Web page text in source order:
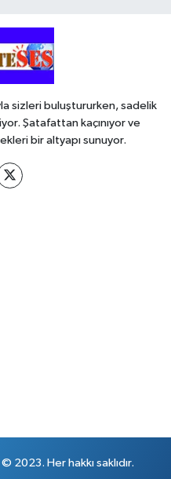
sizleri buluştururken, sadelik
Şatafattan kaçınıyor ve
bir altyapı sunuyor.
2023. Her hakkı saklıdır.